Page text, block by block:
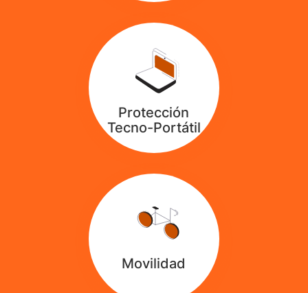
Protección
Tecno-Portátil
Movilidad